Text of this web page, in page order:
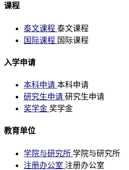
课程
泰文课程 泰文课程
国际课程 国际课程
入学申请
本科申请 本科申请
研究生申请 研究生申请
奖学金 奖学金
教育单位
学院与研究所 学院与研究所
注册办公室 注册办公室